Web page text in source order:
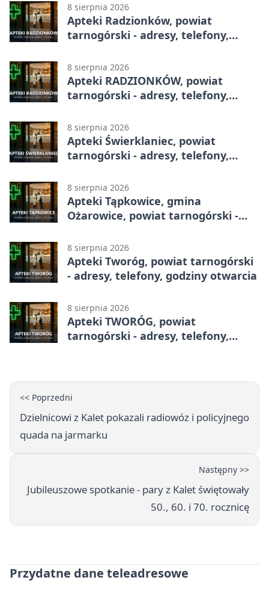
8 sierpnia 2026
Apteki Radzionków, powiat
tarnogórski - adresy, telefony,
8 sierpnia 2026
Apteki RADZIONKÓW, powiat
tarnogórski - adresy, telefony,
8 sierpnia 2026
Apteki Świerklaniec, powiat
tarnogórski - adresy, telefony,
8 sierpnia 2026
Apteki Tąpkowice, gmina
Ożarowice, powiat tarnogórski -
8 sierpnia 2026
Apteki Tworóg, powiat tarnogórski
- adresy, telefony, godziny otwarcia
8 sierpnia 2026
Apteki TWORÓG, powiat
tarnogórski - adresy, telefony,
<< Poprzedni
Dzielnicowi z Kalet pokazali radiowóz i policyjnego
quada na jarmarku
Następny >>
Jubileuszowe spotkanie - pary z Kalet świętowały
50., 60. i 70. rocznicę
Przydatne dane teleadresowe